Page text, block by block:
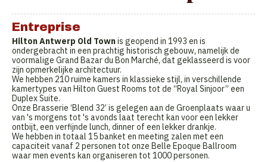
Entreprise
Hilton Antwerp Old Townis geopend in 1993 en is
ondergebracht in een prachtig historisch gebouw, namelijk de
voormalige Grand Bazar du Bon Marché, dat geklasseerd is voor
zijn opmerkelijke architectuur.
We hebben 210 ruime kamers in klassieke stijl, in verschillende
kamertypes van Hilton Guest Rooms tot de “Royal Sinjoor” een
Duplex Suite.
Onze Brasserie ‘Blend 32’ is gelegen aan de Groenplaats waar u
van 's morgens tot 's avonds laat terecht kan voor een lekker
ontbijt, een verfijnde lunch, dinner of een lekker drankje.
We hebben in totaal 15 banket en meeting zalen met een
capaciteit vanaf 2 personen tot onze Belle Epoque Ballroom
waar men events kan organiseren tot 1000 personen.